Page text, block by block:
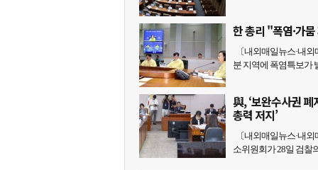
한 총리 "폭염·가
〔내외매일뉴스·내
분 지역에 폭염특보가
與, ‘보완수사권
총력 저지’
〔내외매일뉴스·내
소위원회가 28일 검